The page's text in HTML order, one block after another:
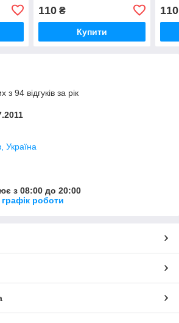
110₴
Купити
110
94 відгуків за рік
Україна
з 08:00 до 20:00
роботи